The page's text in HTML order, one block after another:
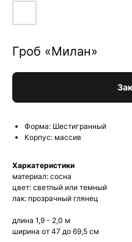
Гроб «Милан»
Форма: Шестигранный
Корпус: массив
Харкатеристики
материал: сосна
цвет: светлый или темный
лак: прозрачный глянец
длина 1,9 - 2,0 м
ширина от 47 до 69,5 см